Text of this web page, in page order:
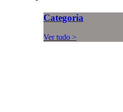
Categoria
Ver tudo >